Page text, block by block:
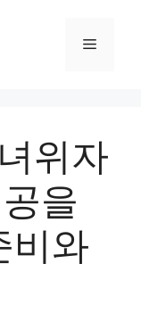
Menu
위자
을
비와